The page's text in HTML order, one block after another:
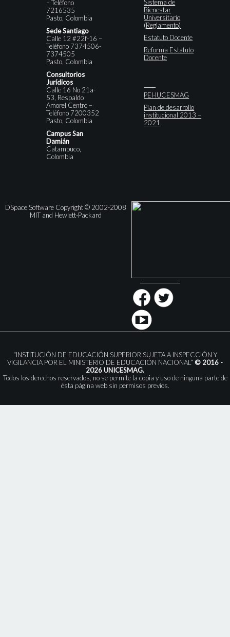
– Teléfono
7216535
Pasto, Colombia
Sede Santiago
Calle 12 #22f-16 –
Teléfono 7374506-
7374505
Pasto, Colombia
Consultorios
Jurídicos
Calle 16 No 21a-
53, Respaldo
Amorel Centro –
Teléfono 7200352
Pasto, Colombia
Campus San
Damián
Catambuco,
Colombia
Sistema de
Bienestar
Universitario
(Reglamento)
Estatuto Docente
Reforma Estatuto
Docente
PEI-IUCESMAG
Plan de desarrollo
institucional 2013 –
2021
DSpace Software Copyright © 2002-2008
MIT and Hewlett-Packard
“INSTITUCIÓN DE EDUCACIÓN SUPERIOR SUJETA A INSPECCIÓN Y
VIGILANCIA POR EL MINISTERIO DE EDUCACIÓN NACIONAL” © 2016 -
2026 UNICESMAG.
Todos los derechos reservados, no se permite la copia y uso de ninguna parte de
ésta página web sin permisos previos.